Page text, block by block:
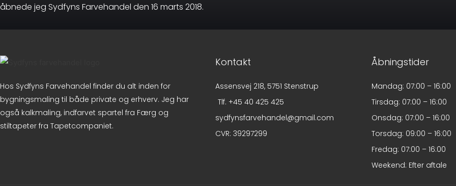
åbnede jeg Sydfyns Farvehandel den 16 marts 2018.
Hos Sydfyns Farvehandel finder du alt inden for
bygningsmaling til både private og erhverv. Jeg har
også kalkmaling, indfarvet spartel fra Færg og
stiltapeter fra Tapetcompaniet.
Kontakt
Assensvej 218, 5751 Stenstrup​
Tlf. +45 40 425 425​
sydfynsfarvehandel@gmail.com​
CVR: 39297299​
Åbningstider
Mandag: 07:00 – 16:00
Tirsdag: 07:00 – 16:00
Onsdag: 07:00 – 16:00
Torsdag: 09:00 – 16:00
Fredag: 07:00 – 16:00
Weekend: Efter aftale